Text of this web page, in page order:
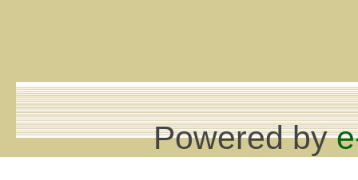
Powered by